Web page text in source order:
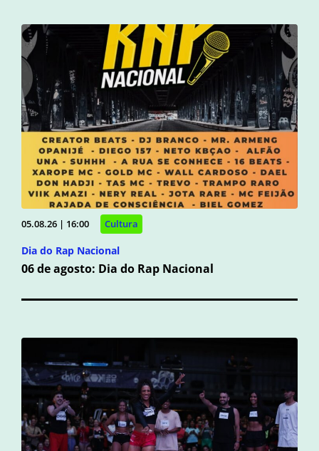
05.08.26 | 16:00 Cultura
Dia do Rap Nacional
06 de agosto: Dia do Rap Nacional